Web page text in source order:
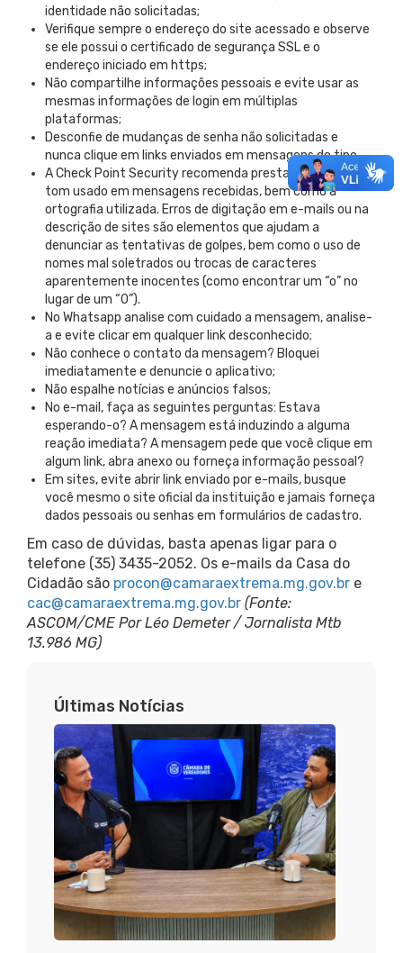
identidade não solicitadas;
Verifique sempre o endereço do site acessado e observe
se ele possui o certificado de segurança SSL e o
endereço iniciado em https;
Não compartilhe informações pessoais e evite usar as
mesmas informações de login em múltiplas
plataformas;
Desconfie de mudanças de senha não solicitadas e
nunca clique em links enviados em mensagens do tipo.
A Check Point Security recomenda prestar atenção ao
tom usado em mensagens recebidas, bem como à
ortografia utilizada. Erros de digitação em e-mails ou na
descrição de sites são elementos que ajudam a
denunciar as tentativas de golpes, bem como o uso de
nomes mal soletrados ou trocas de caracteres
aparentemente inocentes (como encontrar um “o” no
lugar de um “0”).
No Whatsapp analise com cuidado a mensagem, analise-
a e evite clicar em qualquer link desconhecido;
Não conhece o contato da mensagem? Bloquei
imediatamente e denuncie o aplicativo;
Não espalhe notícias e anúncios falsos;
No e-mail, faça as seguintes perguntas: Estava
esperando-o? A mensagem está induzindo a alguma
reação imediata? A mensagem pede que você clique em
algum link, abra anexo ou forneça informação pessoal?
Em sites, evite abrir link enviado por e-mails, busque
você mesmo o site oficial da instituição e jamais forneça
dados pessoais ou senhas em formulários de cadastro.
Em caso de dúvidas, basta apenas ligar para o
telefone (35) 3435-2052. Os e-mails da Casa do
Cidadão são procon@camaraextrema.mg.gov.br e
cac@camaraextrema.mg.gov.br (Fonte:
ASCOM/CME Por Léo Demeter / Jornalista Mtb
13.986 MG)
Últimas Notícias